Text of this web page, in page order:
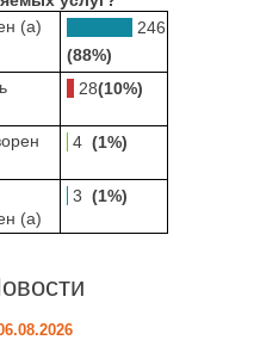
(а)
246
(88%)
28(10%)
4 (1%)
(а)
3 (1%)